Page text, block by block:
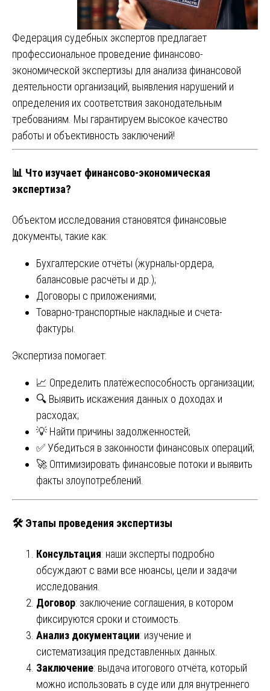
Федерация судебных экспертов предлагает
профессиональное проведение финансово-
экономической экспертизы для анализа финансовой
деятельности организаций, выявления нарушений и
определения их соответствия законодательным
требованиям. Мы гарантируем высокое качество
работы и объективность заключений!
📊 Что изучает финансово-экономическая
экспертиза?
Объектом исследования становятся финансовые
документы, такие как:
Бухгалтерские отчёты (журналы-ордера,
балансовые расчёты и др.);
Договоры с приложениями;
Товарно-транспортные накладные и счета-
фактуры.
Экспертиза помогает:
📈 Определить платёжеспособность организации;
🔍 Выявить искажения данных о доходах и
расходах;
💡 Найти причины задолженностей;
✅ Убедиться в законности финансовых операций;
🚀 Оптимизировать финансовые потоки и выявить
факты злоупотреблений.
🛠️ Этапы проведения экспертизы
Консультация: наши эксперты подробно
обсуждают с вами все нюансы, цели и задачи
исследования.
Договор: заключение соглашения, в котором
фиксируются сроки и стоимость.
Анализ документации: изучение и
систематизация представленных данных.
Заключение: выдача итогового отчёта, который
можно использовать в суде или для внутреннего